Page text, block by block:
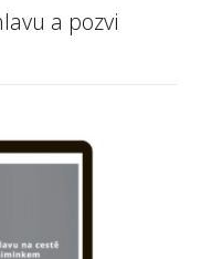
a pozvi